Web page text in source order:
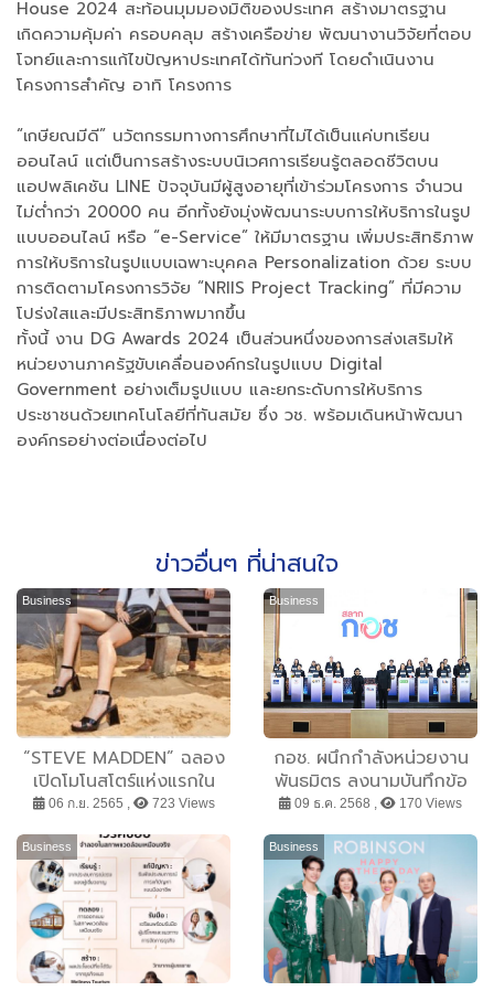
House 2024 สะท้อนมุมมองมิติของประเทศ สร้างมาตรฐาน
เกิดความคุ้มค่า ครอบคลุม สร้างเครือข่าย พัฒนางานวิจัยที่ตอบ
โจทย์และการแก้ไขปัญหาประเทศได้ทันท่วงที โดยดำเนินงาน
โครงการสำคัญ อาทิ โครงการ
“เกษียณมีดี” นวัตกรรมทางการศึกษาที่ไม่ได้เป็นแค่บทเรียน
ออนไลน์ แต่เป็นการสร้างระบบนิเวศการเรียนรู้ตลอดชีวิตบน
แอปพลิเคชัน LINE ปัจจุบันมีผู้สูงอายุที่เข้าร่วมโครงการ จำนวน
ไม่ต่ำกว่า 20000 คน อีกทั้งยังมุ่งพัฒนาระบบการให้บริการในรูป
แบบออนไลน์ หรือ “e-Service” ให้มีมาตรฐาน เพิ่มประสิทธิภาพ
การให้บริการในรูปแบบเฉพาะบุคคล Personalization ด้วย ระบบ
การติดตามโครงการวิจัย “NRIIS Project Tracking” ที่มีความ
โปร่งใสและมีประสิทธิภาพมากขึ้น
ทั้งนี้ งาน DG Awards 2024 เป็นส่วนหนึ่งของการส่งเสริมให้
หน่วยงานภาครัฐขับเคลื่อนองค์กรในรูปแบบ Digital
Government อย่างเต็มรูปแบบ และยกระดับการให้บริการ
ประชาชนด้วยเทคโนโลยีที่ทันสมัย ซึ่ง วช. พร้อมเดินหน้าพัฒนา
องค์กรอย่างต่อเนื่องต่อไป
ข่าวอื่นๆ ที่น่าสนใจ
Business
“STEVE MADDEN” ฉลอง
เปิดโมโนสโตร์แห่งแรกใน
เมืองไทย ณ ศูนย์การค้าเม
ใหญ่ในรอบปี มอบส่วนลด
พิเศษทั้งร้าน เฉพาะ 9-11
ก.ย. นี้เท่านั้น!
06 ก.ย. 2565 , 723 Views
Business
กอช. ผนึกกำลังหน่วยงาน
พันธมิตร ลงนามบันทึกข้อ
ตกลงความร่วมมือ “สลาก
ทุกพื้นที่ พร้อมเปิดตัว
แอปพลิเคชัน กอช.
09 ธ.ค. 2568 , 170 Views
Business Business